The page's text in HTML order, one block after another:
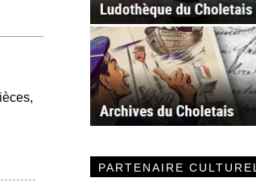
PARTENAIRE CULTUREL